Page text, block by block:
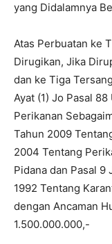
yang Didalamnya
Atas Perbuatan ke
Dirugikan, Jika
dan ke Tiga
Ayat (1) Jo Pasal
Perikanan
Tahun 2009
2004 Tentang
Pidana dan Pasal 9
1992 Tentang
dengan Ancaman
1.500.000.000,-